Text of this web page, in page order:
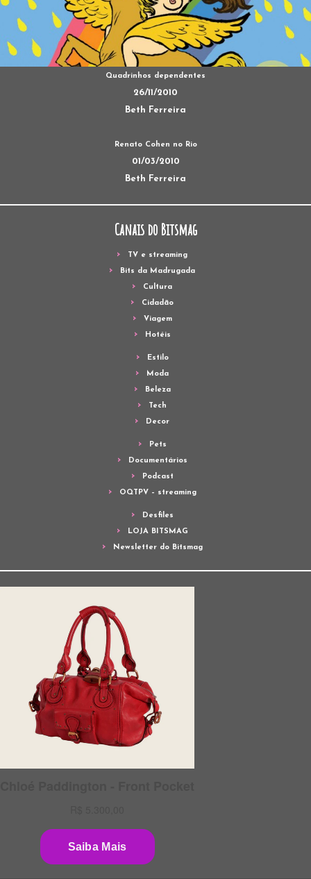
Quadrinhos dependentes
26/11/2010
Beth Ferreira
Renato Cohen no Rio
01/03/2010
Beth Ferreira
Canais do Bitsmag
TV e streaming
Bits da Madrugada
Cultura
Cidadão
Viagem
Hotéis
Estilo
Moda
Beleza
Tech
Decor
Pets
Documentários
Podcast
OQTPV – streaming
Desfiles
LOJA BITSMAG
Newsletter do Bitsmag